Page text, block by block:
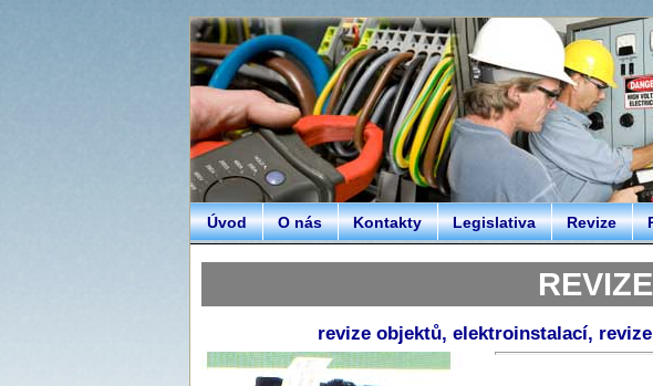
Úvod O nás Kontakty Legislativa Revize
revize objektů, elektroinstalací,